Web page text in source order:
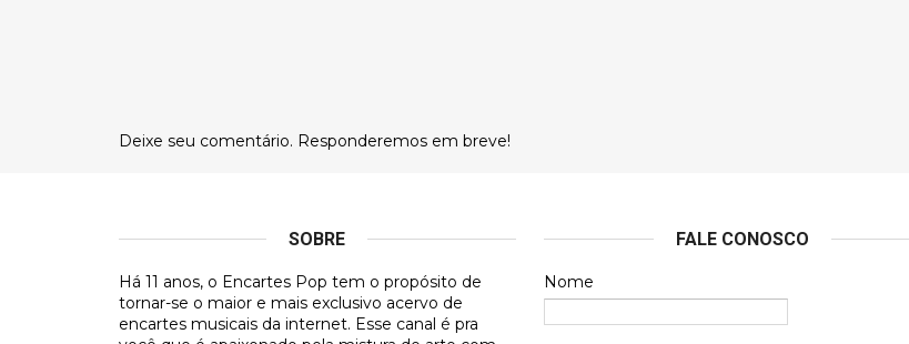
Deixe seu comentário. Responderemos em breve!
SOBRE
Há 11 anos, o Encartes Pop tem o propósito de
tornar-se o maior e mais exclusivo acervo de
encartes musicais da internet. Esse canal é pra
FALE CONOSCO
Nome